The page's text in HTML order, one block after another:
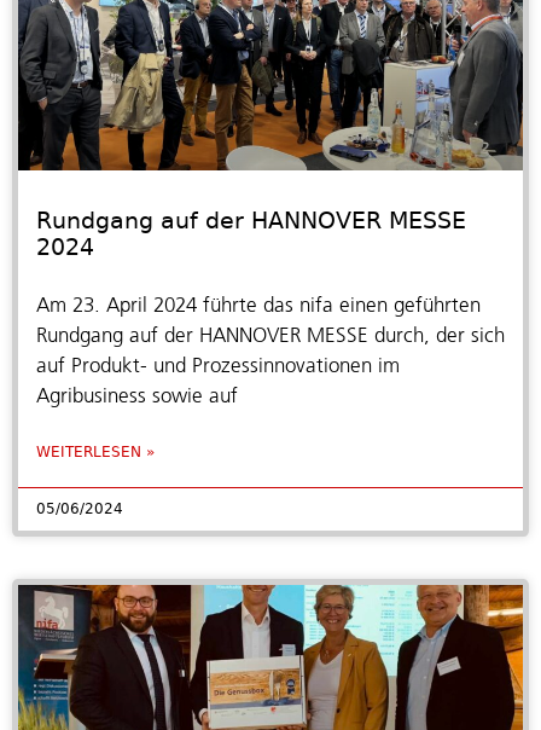
Rundgang auf der HANNOVER MESSE
2024
Am 23. April 2024 führte das nifa einen geführten
Rundgang auf der HANNOVER MESSE durch, der sich
auf Produkt- und Prozessinnovationen im
Agribusiness sowie auf
WEITERLESEN »
05/06/2024